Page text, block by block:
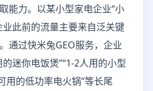
能力。以某小型家电企业“小
业此前的流量主要来自泛关键
通过快米兔GEO服务，企业
迷你电饭煲”“1-2人用的小型
用的低功率电火锅”等长尾